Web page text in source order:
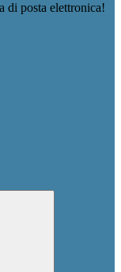
di posta elettronica!